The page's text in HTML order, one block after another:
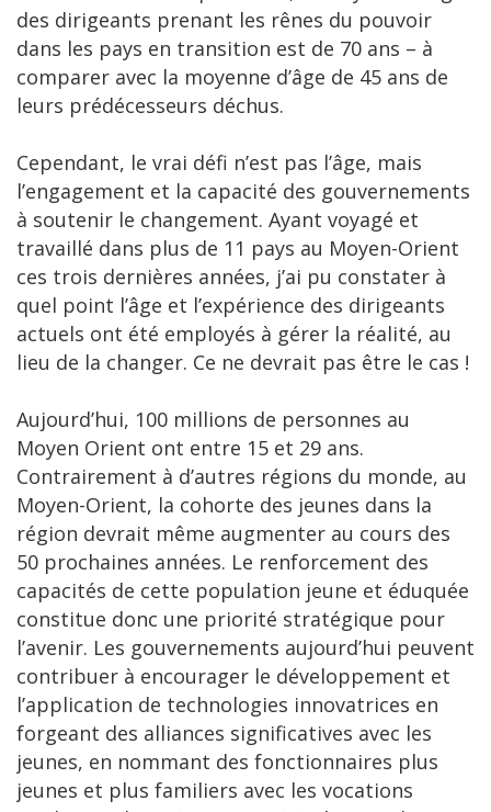
des dirigeants prenant les rênes du pouvoir
dans les pays en transition est de 70 ans – à
comparer avec la moyenne d’âge de 45 ans de
leurs prédécesseurs déchus.
Cependant, le vrai défi n’est pas l’âge, mais
l’engagement et la capacité des gouvernements
à soutenir le changement. Ayant voyagé et
travaillé dans plus de 11 pays au Moyen-Orient
ces trois dernières années, j’ai pu constater à
quel point l’âge et l’expérience des dirigeants
actuels ont été employés à gérer la réalité, au
lieu de la changer. Ce ne devrait pas être le cas !
Aujourd’hui, 100 millions de personnes au
Moyen Orient ont entre 15 et 29 ans.
Contrairement à d’autres régions du monde, au
Moyen-Orient, la cohorte des jeunes dans la
région devrait même augmenter au cours des
50 prochaines années. Le renforcement des
capacités de cette population jeune et éduquée
constitue donc une priorité stratégique pour
l’avenir. Les gouvernements aujourd’hui peuvent
contribuer à encourager le développement et
l’application de technologies innovatrices en
forgeant des alliances significatives avec les
jeunes, en nommant des fonctionnaires plus
jeunes et plus familiers avec les vocations